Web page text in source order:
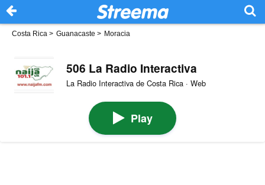
Costa Rica > Guanacaste > Moracia
506 La Radio Interactiva
La Radio Interactiva de Costa Rica · Web
Play